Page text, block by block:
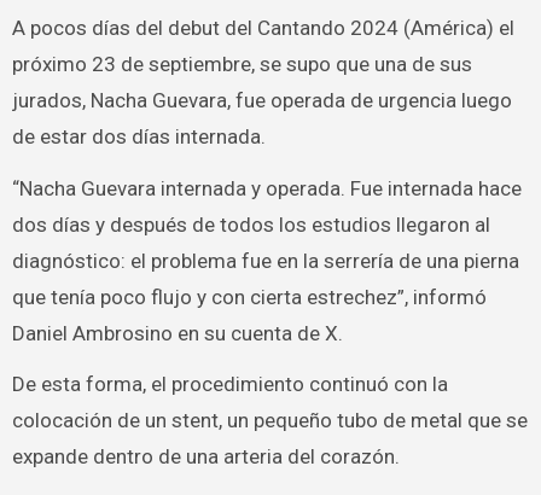
A pocos días del debut del Cantando 2024 (América) el
próximo 23 de septiembre, se supo que una de sus
jurados, Nacha Guevara, fue operada de urgencia luego
de estar dos días internada.
“Nacha Guevara internada y operada. Fue internada hace
dos días y después de todos los estudios llegaron al
diagnóstico: el problema fue en la serrería de una pierna
que tenía poco flujo y con cierta estrechez”, informó
Daniel Ambrosino en su cuenta de X.
De esta forma, el procedimiento continuó con la
colocación de un stent, un pequeño tubo de metal que se
expande dentro de una arteria del corazón.